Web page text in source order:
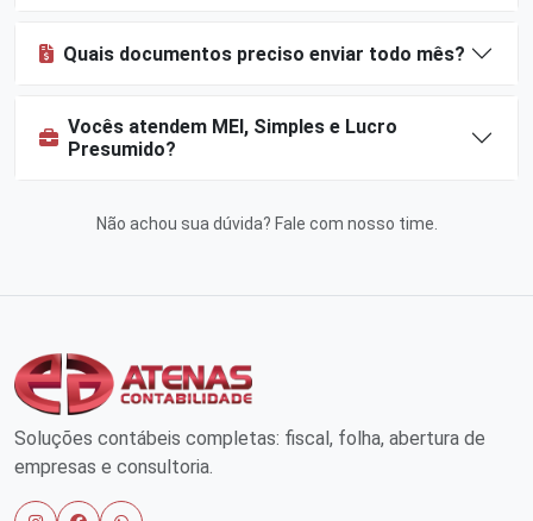
Quais documentos preciso enviar todo mês?
Vocês atendem MEI, Simples e Lucro
Presumido?
Não achou sua dúvida? Fale com nosso time.
Soluções contábeis completas: fiscal, folha, abertura de
empresas e consultoria.